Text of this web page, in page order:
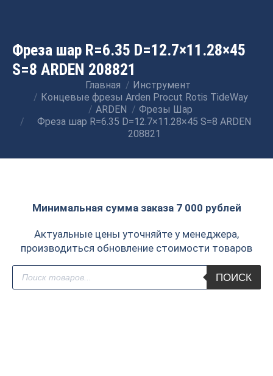
Фреза шар R=6.35 D=12.7×11.28×45
S=8 ARDEN 208821
Главная
Инструмент
Концевые фрезы Arden Procut Rotis TideWay
ARDEN
Фрезы Шар
Фреза шар R=6.35 D=12.7×11.28×45 S=8 ARDEN
208821
Минимальная сумма заказа 7 000 рублей
Актуальные цены уточняйте у менеджера,
производиться обновление стоимости товаров
Поиск
товаров
ПОИСК